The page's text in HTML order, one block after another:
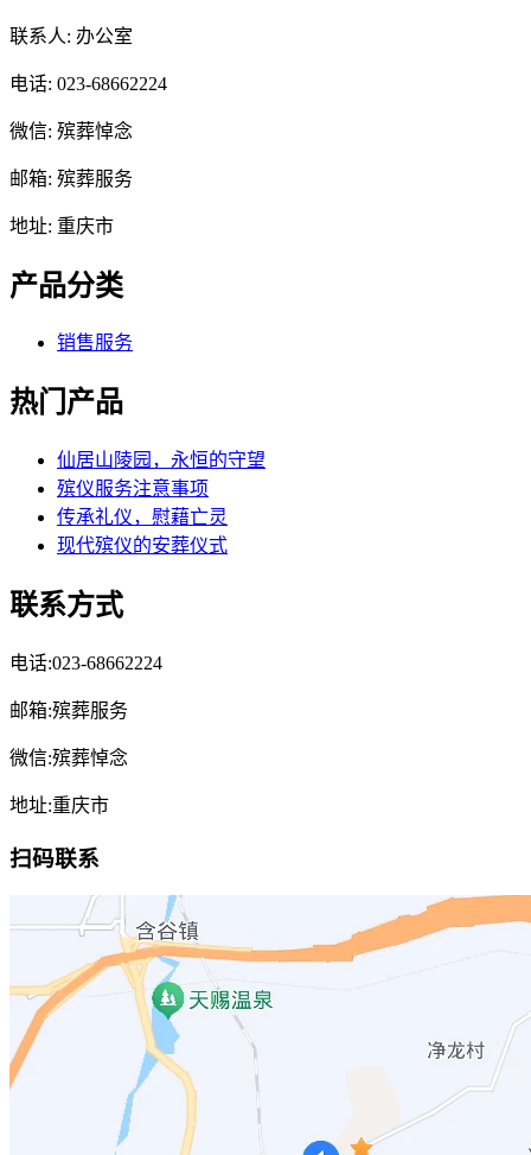
联系人: 办公室
电话: 023-68662224
微信: 殡葬悼念
邮箱: 殡葬服务
地址: 重庆市
产品分类
销售服务
热门产品
仙居山陵园，永恒的守望
殡仪服务注意事项
传承礼仪，慰藉亡灵
现代殡仪的安葬仪式
联系方式
电话:023-68662224
邮箱:殡葬服务
微信:殡葬悼念
地址:重庆市
扫码联系